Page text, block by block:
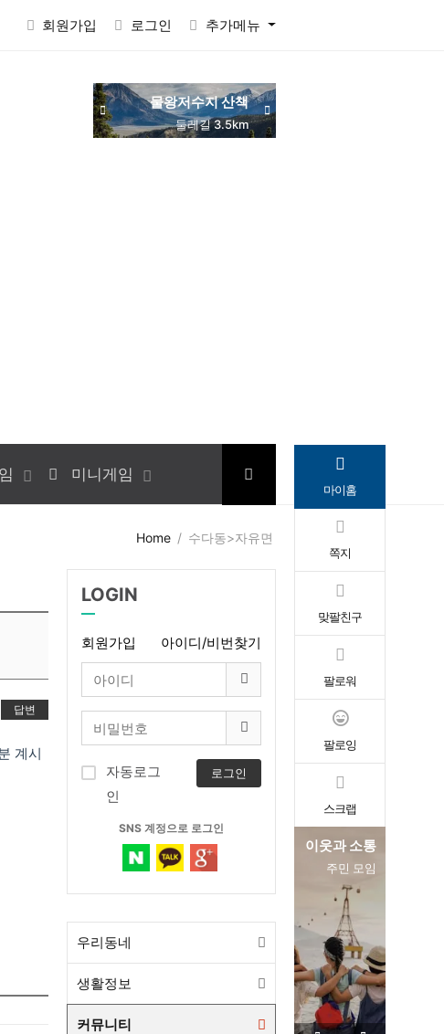
회원가입 로그인 추가메뉴
5EXTRACTVALUE6937CONCAT0x7eSELECTELT6937693710x7e-
물왕저수지 산책
둘레길 3.5km
미니게임
Home 수다동>자유면
마이홈
쪽지
맞팔친구
팔로워
팔로잉
스크랩
이웃과 소통
주민 모임
편리한 교통
서해선
답변
계시
LOGIN
회원가입 아이디/비번찾기
자동로그
인
로그인
SNS 계정으로 로그인
우리동네
생활정보
커뮤니티